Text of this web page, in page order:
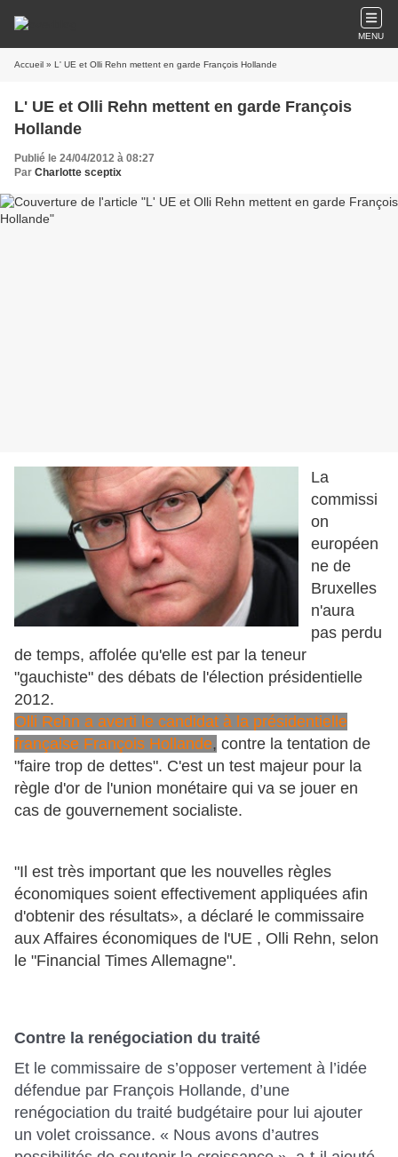
MENU
Accueil » L' UE et Olli Rehn mettent en garde François Hollande
L' UE et Olli Rehn mettent en garde François
Hollande
Publié le 24/04/2012 à 08:27
Par Charlotte sceptix
La
commissi
on
européen
ne de
Bruxelles
n'aura
pas perdu
de temps, affolée qu'elle est par la teneur
"gauchiste" des débats de l'élection présidentielle
2012.
Olli Rehn a averti le candidat à la présidentielle
française François Hollande, contre la tentation de
"faire trop de dettes". C'est un test majeur pour la
règle d'or de l'union monétaire qui va se jouer en
cas de gouvernement socialiste.
"Il est très important que les nouvelles règles
économiques soient effectivement appliquées afin
d'obtenir des résultats», a déclaré le commissaire
aux Affaires économiques de l'UE , Olli Rehn, selon
le "Financial Times Allemagne".
Contre la renégociation du traité
Et le commissaire de s’opposer vertement à l’idée
défendue par François Hollande, d’une
renégociation du traité budgétaire pour lui ajouter
un volet croissance. « Nous avons d’autres